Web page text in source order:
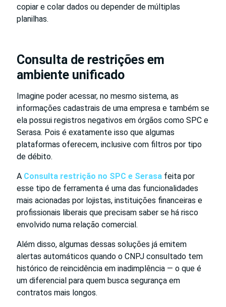
copiar e colar dados ou depender de múltiplas
planilhas.
Consulta de restrições em
ambiente unificado
Imagine poder acessar, no mesmo sistema, as
informações cadastrais de uma empresa e também se
ela possui registros negativos em órgãos como SPC e
Serasa. Pois é exatamente isso que algumas
plataformas oferecem, inclusive com filtros por tipo
de débito.
A Consulta restrição no SPC e Serasa feita por
esse tipo de ferramenta é uma das funcionalidades
mais acionadas por lojistas, instituições financeiras e
profissionais liberais que precisam saber se há risco
envolvido numa relação comercial.
Além disso, algumas dessas soluções já emitem
alertas automáticos quando o CNPJ consultado tem
histórico de reincidência em inadimplência — o que é
um diferencial para quem busca segurança em
contratos mais longos.